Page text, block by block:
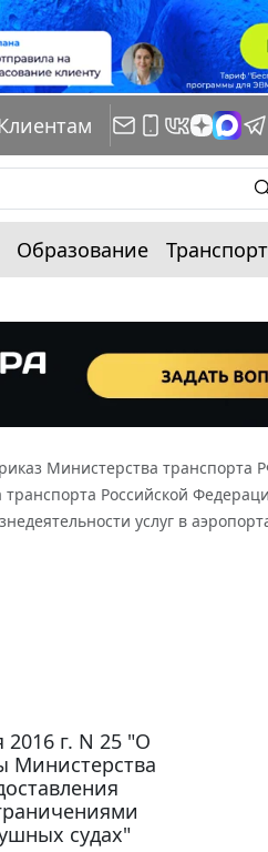
Образование Транспорт
Министерства транспорта
Российской
услуг в
г. N 25 "О
Министерства
судах"